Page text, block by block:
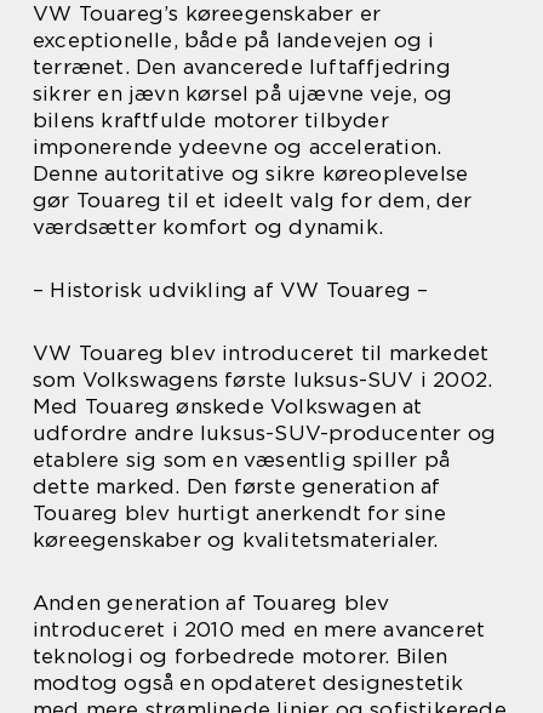
VW Touareg’s køreegenskaber er
exceptionelle, både på landevejen og i
terrænet. Den avancerede luftaffjedring
sikrer en jævn kørsel på ujævne veje, og
bilens kraftfulde motorer tilbyder
imponerende ydeevne og acceleration.
Denne autoritative og sikre køreoplevelse
gør Touareg til et ideelt valg for dem, der
værdsætter komfort og dynamik.
– Historisk udvikling af VW Touareg –
VW Touareg blev introduceret til markedet
som Volkswagens første luksus-SUV i 2002.
Med Touareg ønskede Volkswagen at
udfordre andre luksus-SUV-producenter og
etablere sig som en væsentlig spiller på
dette marked. Den første generation af
Touareg blev hurtigt anerkendt for sine
køreegenskaber og kvalitetsmaterialer.
Anden generation af Touareg blev
introduceret i 2010 med en mere avanceret
teknologi og forbedrede motorer. Bilen
modtog også en opdateret designestetik